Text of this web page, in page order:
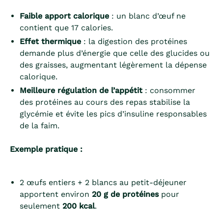
Faible apport calorique : un blanc d’œuf ne
contient que 17 calories.
Effet thermique : la digestion des protéines
demande plus d’énergie que celle des glucides ou
des graisses, augmentant légèrement la dépense
calorique.
Meilleure régulation de l’appétit : consommer
des protéines au cours des repas stabilise la
glycémie et évite les pics d’insuline responsables
de la faim.
Exemple pratique :
2 œufs entiers + 2 blancs au petit-déjeuner
apportent environ 20 g de protéinespour
seulement 200 kcal.